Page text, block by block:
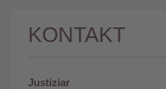
KONTAKT
Justiziar